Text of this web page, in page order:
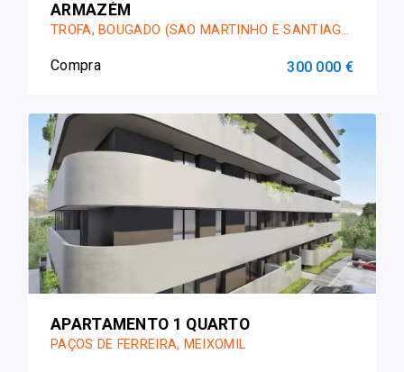
ARMAZÉM
TROFA, BOUGADO (SÃO MARTINHO E SANTIAGO)
Compra 300 000 €
APARTAMENTO 1 QUARTO
PAÇOS DE FERREIRA, MEIXOMIL